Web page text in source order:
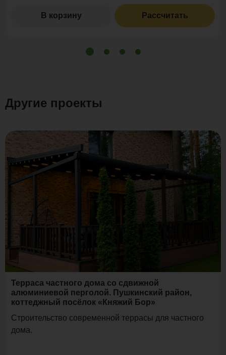
В корзину Рассчитать
Другие проекты
Терраса частного дома со сдвижной
алюминиевой перголой. Пушкинский район,
коттеджный посёлок «Княжий Бор»
Строительство современной террасы для частного
дома.